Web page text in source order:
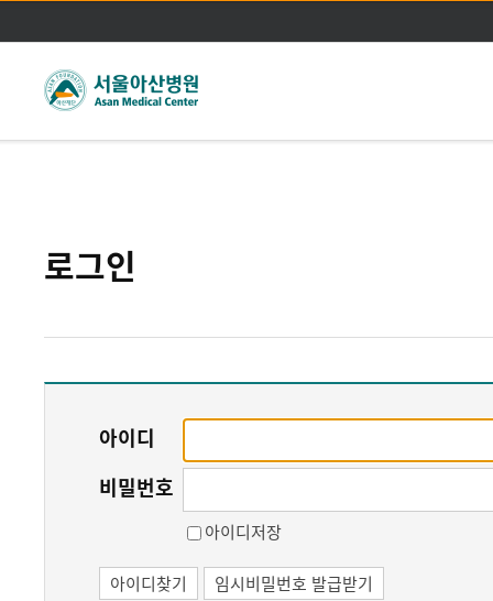
주메뉴바로가기
본문바로가기
로그인
아이디
비밀번호
아이디저장
아이디찾기 임시비밀번호 발급받기